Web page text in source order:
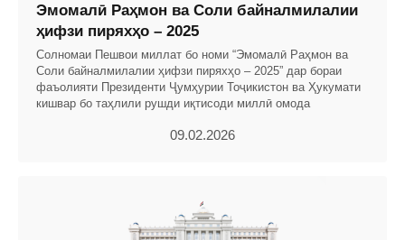
Эмомалӣ Раҳмон ва Соли байналмилалии
ҳифзи пиряхҳо – 2025
Солномаи Пешвои миллат бо номи “Эмомалӣ Раҳмон ва
Соли байналмилалии ҳифзи пиряхҳо – 2025” дар бораи
фаъолияти Президенти Ҷумҳурии Тоҷикистон ва Ҳукумати
кишвар бо таҳлили рушди иқтисоди миллӣ омода
09.02.2026